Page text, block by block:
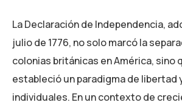
La Declaración de Independencia,
julio de 1776, no solo marcó la
colonias británicas en América, sino
estableció un paradigma de libertad
individuales. En un contexto de